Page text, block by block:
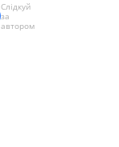
Слідкуй
за
автором